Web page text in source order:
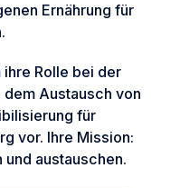
Ernährung für
Rolle bei der
Austausch von
für
vor. Ihre Mission:
austauschen.